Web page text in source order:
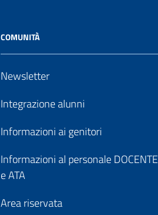
COMUNITÀ
Newsletter
Integrazione alunni
Informazioni ai genitori
Informazioni al personale DOCENTE
e ATA
Area riservata